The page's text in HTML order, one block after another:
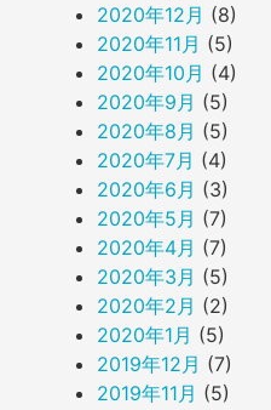
2020年12月 (8)
2020年11月 (5)
2020年10月 (4)
2020年9月 (5)
2020年8月 (5)
2020年7月 (4)
2020年6月 (3)
2020年5月 (7)
2020年4月 (7)
2020年3月 (5)
2020年2月 (2)
2020年1月 (5)
2019年12月 (7)
2019年11月 (5)